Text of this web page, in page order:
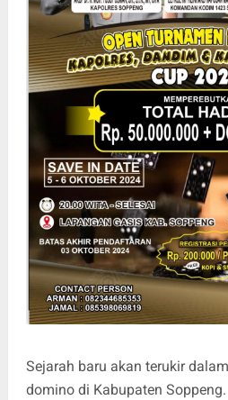
Sejarah baru akan terukir
domino di Kabupaten